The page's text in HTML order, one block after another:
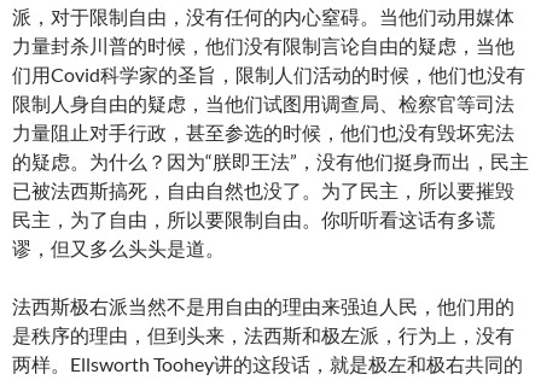
派，对于限制自由，没有任何的内心窒碍。当他们动用媒体
力量封杀川普的时候，他们没有限制言论自由的疑虑，当他
们用Covid科学家的圣旨，限制人们活动的时候，他们也没有
限制人身自由的疑虑，当他们试图用调查局、检察官等司法
力量阻止对手行政，甚至参选的时候，他们也没有毁坏宪法
的疑虑。为什么？因为“朕即王法”，没有他们挺身而出，民主
已被法西斯搞死，自由自然也没了。为了民主，所以要摧毁
民主，为了自由，所以要限制自由。你听听看这话有多谎
谬，但又多么头头是道。
法西斯极右派当然不是用自由的理由来强迫人民，他们用的
是秩序的理由，但到头来，法西斯和极左派，行为上，没有
两样。Ellsworth Toohey讲的这段话，就是极左和极右共同的